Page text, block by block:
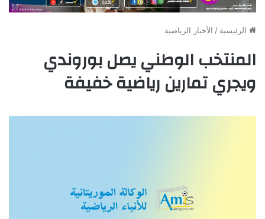
الرئيسية / الأخبار الرياضية
المنتخب الوطني يصل بوروندي
ويجري تمارين رياضية خفيفة